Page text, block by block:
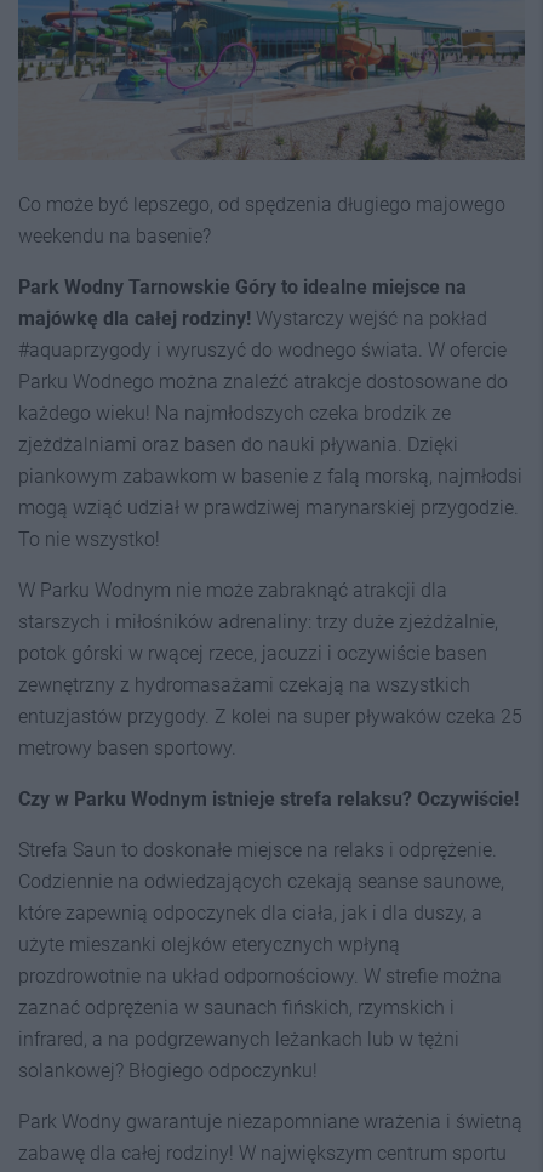
Co może być lepszego, od spędzenia długiego majowego
weekendu na basenie?
Park Wodny Tarnowskie Góry to idealne miejsce na
majówkę dla całej rodziny! Wystarczy wejść na pokład
#aquaprzygody i wyruszyć do wodnego świata. W ofercie
Parku Wodnego można znaleźć atrakcje dostosowane do
każdego wieku! Na najmłodszych czeka brodzik ze
zjeżdżalniami oraz basen do nauki pływania. Dzięki
piankowym zabawkom w basenie z falą morską, najmłodsi
mogą wziąć udział w prawdziwej marynarskiej przygodzie.
To nie wszystko!
W Parku Wodnym nie może zabraknąć atrakcji dla
starszych i miłośników adrenaliny: trzy duże zjeżdżalnie,
potok górski w rwącej rzece, jacuzzi i oczywiście basen
zewnętrzny z hydromasażami czekają na wszystkich
entuzjastów przygody. Z kolei na super pływaków czeka 25
metrowy basen sportowy.
Czy w Parku Wodnym istnieje strefa relaksu? Oczywiście!
Strefa Saun to doskonałe miejsce na relaks i odprężenie.
Codziennie na odwiedzających czekają seanse saunowe,
które zapewnią odpoczynek dla ciała, jak i dla duszy, a
użyte mieszanki olejków eterycznych wpłyną
prozdrowotnie na układ odpornościowy. W strefie można
zaznać odprężenia w saunach fińskich, rzymskich i
infrared, a na podgrzewanych leżankach lub w tężni
solankowej? Błogiego odpoczynku!
Park Wodny gwarantuje niezapomniane wrażenia i świetną
zabawę dla całej rodziny! W największym centrum sportu